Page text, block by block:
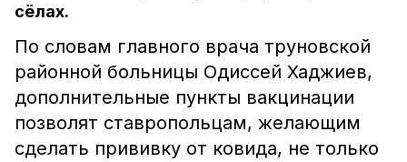
сёлах.
По словам главного врача труновской
районной больницы Одиссей Хаджиев,
дополнительные пункты вакцинации
позволят ставропольцам, желающим
сделать прививку от ковида, не только